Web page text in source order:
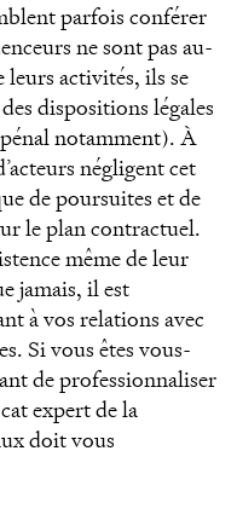
parfois conférer
ne sont pas au-
leurs activités, ils se
dispositions légales
notamment). À
négligent cet
de poursuites et de
le plan contractuel.
même de leur
jamais, il est
à vos relations avec
Si vous êtes vous-
de professionnaliser
expert de la
doit vous